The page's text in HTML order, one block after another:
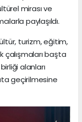
mirası ve
paylaşıldı.
turizm, eğitim,
çalışmaları başta
alanları
geçirilmesine